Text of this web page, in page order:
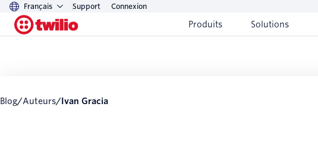
Français Support Connexion
Produits Solutions
Blog/ Auteurs/ Ivan Gracia